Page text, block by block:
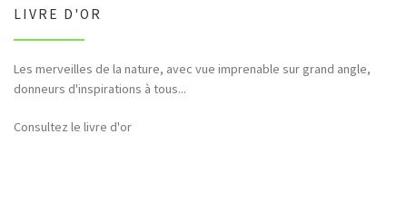
LIVRE D'OR
Les merveilles de la nature, avec vue imprenable sur grand angle,
donneurs d'inspirations à tous...
Consultez le livre d'or